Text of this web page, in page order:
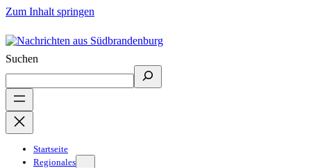
Zum Inhalt springen
Suchen
Startseite
Regionales